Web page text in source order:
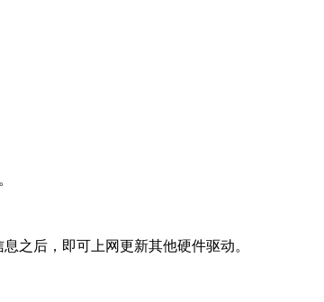
之后，即可上网更新其他硬件驱动。